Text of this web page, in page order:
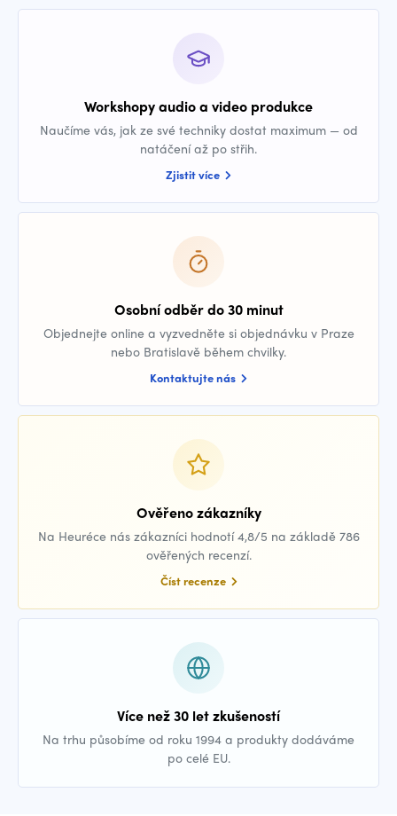
Workshopy audio a video produkce
Naučíme vás, jak ze své techniky dostat maximum — od
natáčení až po střih.
Zjistit více
Osobní odběr do 30 minut
Objednejte online a vyzvedněte si objednávku v Praze
nebo Bratislavě během chvilky.
Kontaktujte nás
Ověřeno zákazníky
Na Heuréce nás zákazníci hodnotí 4,8/5 na základě 786
ověřených recenzí.
Číst recenze
Více než 30 let zkušeností
Na trhu působíme od roku 1994 a produkty dodáváme
po celé EU.